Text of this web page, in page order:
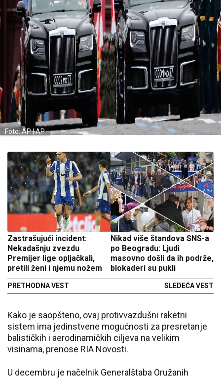
Foto: AP | AP
Zastrašujući incident:
Nekadašnju zvezdu
Premijer lige opljačkali,
pretili ženi i njemu nožem
PRETHODNA VEST
Nikad više štandova SNS-a
po Beogradu: Ljudi
masovno došli da ih podrže,
blokaderi su pukli
SLEDEĆA VEST
Kako je saopšteno, ovaj protivvazdušni raketni
sistem ima jedinstvene mogućnosti za presretanje
balističkih i aerodinamičkih ciljeva na velikim
visinama, prenose RIA Novosti.
U decembru je načelnik Generalštaba Oružanih